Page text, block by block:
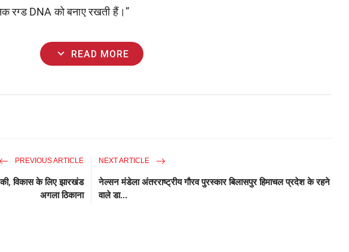
रग्ड DNA को बनाए रखती हैं।”
expand_more READ MORE
PREVIOUS ARTICLE
विकास के लिए झारखंड
अगला ठिकाना
NEXT ARTICLE
नेल्सन मंडेला अंतरराष्ट्रीय गौरव पुरस्कार बिलासपुर हिमाचल प्रदेश के रहने
वाले डा...